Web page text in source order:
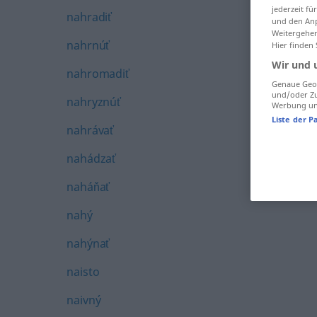
nahradiť
nahrnúť
nahromadiť
nahryznúť
nahrávať
nahádzať
naháňať
nahý
nahýnať
naisto
naivný
jederzeit
und den
Hier finden
Wir und
Genaue
und/oder
Werbung
Liste der